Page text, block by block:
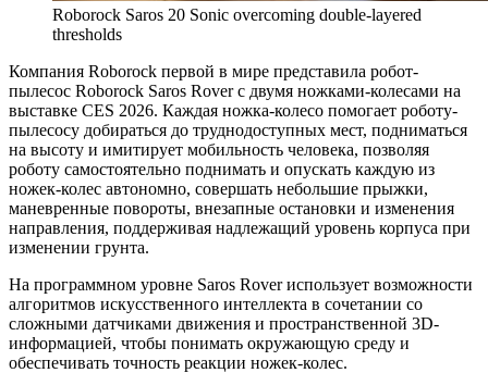
Roborock Saros 20 Sonic overcoming double-layered
thresholds
Компания Roborock первой в мире представила робот-
пылесос Roborock Saros Rover с двумя ножками-колесами на
выставке CES 2026. Каждая ножка-колесо помогает роботу-
пылесосу добираться до труднодоступных мест, подниматься
на высоту и имитирует мобильность человека, позволяя
роботу самостоятельно поднимать и опускать каждую из
ножек-колес автономно, совершать небольшие прыжки,
маневренные повороты, внезапные остановки и изменения
направления, поддерживая надлежащий уровень корпуса при
изменении грунта.
На программном уровне Saros Rover использует возможности
алгоритмов искусственного интеллекта в сочетании со
сложными датчиками движения и пространственной 3D-
информацией, чтобы понимать окружающую среду и
обеспечивать точность реакции ножек-колес.